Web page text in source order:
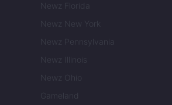
Newz Florida
Newz New York
Newz Pennsylvania
Newz Illinois
Newz Ohio
Gameland